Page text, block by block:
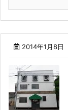
2014年1月8日